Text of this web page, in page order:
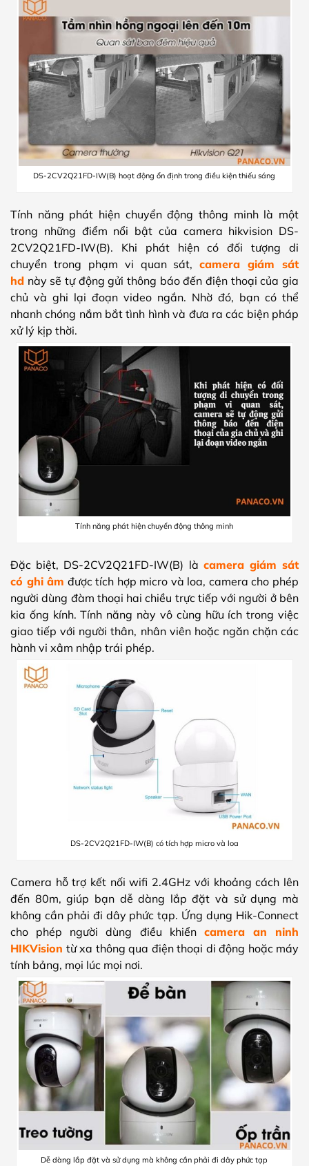
DS-2CV2Q21FD-IW(B) hoạt động ổn định trong điều kiện thiếu sáng
Tính năng phát hiện chuyển động thông minh là một
trong những điểm nổi bật của camera hikvision DS-
2CV2Q21FD-IW(B). Khi phát hiện có đối tượng di
chuyển trong phạm vi quan sát,camera giám sát
hd này sẽ tự động gửi thông báo đến điện thoại của gia
chủ và ghi lại đoạn video ngắn. Nhờ đó, bạn có thể
nhanh chóng nắm bắt tình hình và đưa ra các biện pháp
xử lý kịp thời.
Tính năng phát hiện chuyển động thông minh
Đặc biệt, DS-2CV2Q21FD-IW(B) là camera giám sát
có ghi âm được tích hợp micro và loa, camera cho phép
người dùng đàm thoại hai chiều trực tiếp với người ở bên
kia ống kính. Tính năng này vô cùng hữu ích trong việc
giao tiếp với người thân, nhân viên hoặc ngăn chặn các
hành vi xâm nhập trái phép.
DS-2CV2Q21FD-IW(B) có tích hợp micro và loa
Camera hỗ trợ kết nối wifi 2.4GHz với khoảng cách lên
đến 80m, giúp bạn dễ dàng lắp đặt và sử dụng mà
không cần phải đi dây phức tạp. Ứng dụng Hik-Connect
cho phép người dùng điều khiển camera an ninh
HIKVision từ xa thông qua điện thoại di động hoặc máy
tính bảng, mọi lúc mọi nơi.
Dễ dàng lắp đặt và sử dụng mà không cần phải đi dây phức tạp